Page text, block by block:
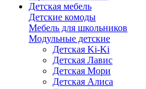
Детская мебель
Детские комоды
Мебель для школьников
Модульные детские
Детская Ki-Ki
Детская Лавис
Детская Мори
Детская Алиса